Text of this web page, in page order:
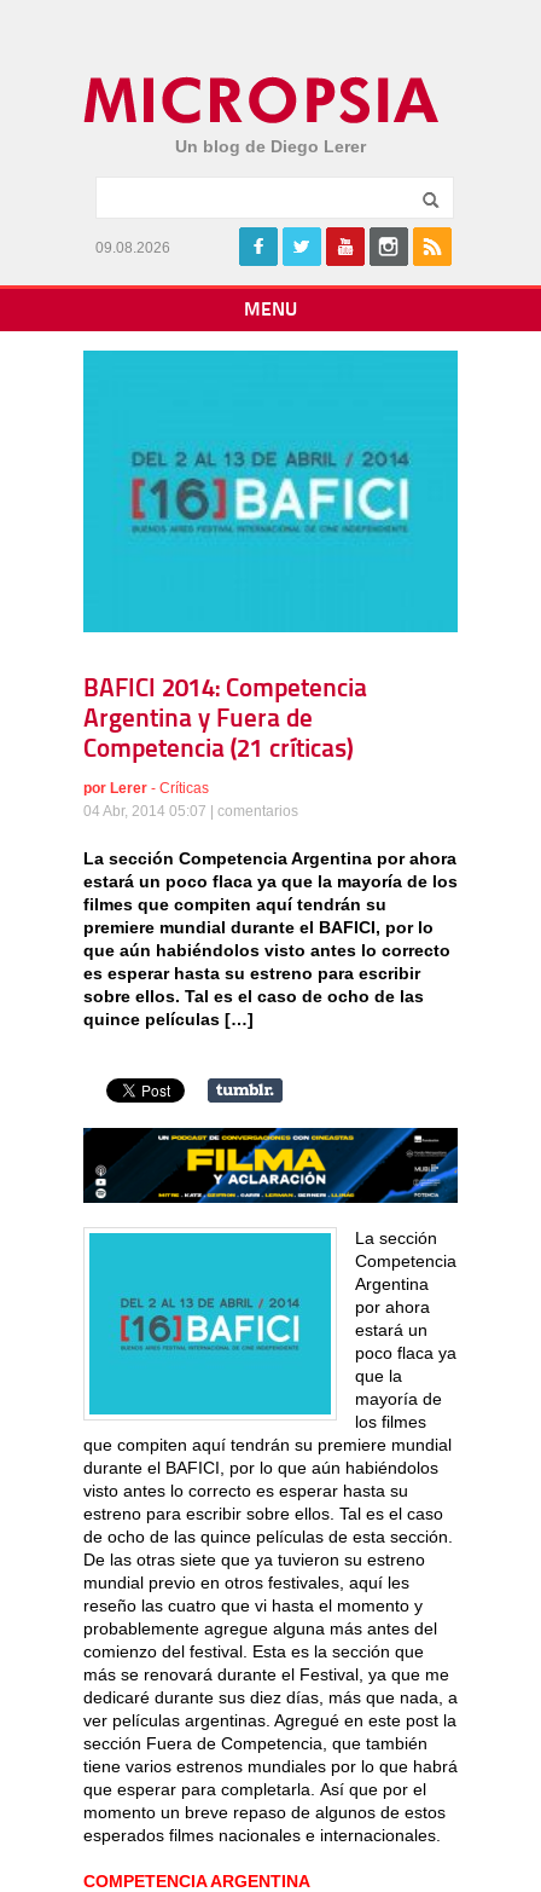
Un blog de Diego Lerer
09.08.2026
MENU
BAFICI 2014: Competencia
Argentina y Fuera de
Competencia (21 críticas)
por Lerer - Críticas
04 Abr, 2014 05:07 | comentarios
La sección Competencia Argentina por ahora
estará un poco flaca ya que la mayoría de los
filmes que compiten aquí tendrán su
premiere mundial durante el BAFICI, por lo
que aún habiéndolos visto antes lo correcto
es esperar hasta su estreno para escribir
sobre ellos. Tal es el caso de ocho de las
quince películas […]
La sección
Competencia
Argentina
por ahora
estará un
poco flaca ya
que la
mayoría de
los filmes
que compiten aquí tendrán su premiere mundial
durante el BAFICI, por lo que aún habiéndolos
visto antes lo correcto es esperar hasta su
estreno para escribir sobre ellos. Tal es el caso
de ocho de las quince películas de esta sección.
De las otras siete que ya tuvieron su estreno
mundial previo en otros festivales, aquí les
reseño las cuatro que vi hasta el momento y
probablemente agregue alguna más antes del
comienzo del festival. Esta es la sección que
más se renovará durante el Festival, ya que me
dedicaré durante sus diez días, más que nada, a
ver películas argentinas. Agregué en este post la
sección Fuera de Competencia, que también
tiene varios estrenos mundiales por lo que habrá
que esperar para completarla. Así que por el
momento un breve repaso de algunos de estos
esperados filmes nacionales e internacionales.
COMPETENCIA ARGENTINA